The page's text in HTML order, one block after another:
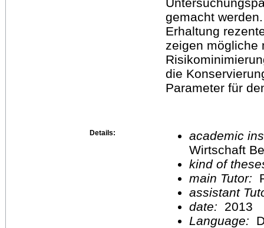
gemacht
Erhaltung
zeigen mögliche
die
Parameter für
Details:
academic
Wirtschaft
kind of
main Tutor:
assistant
date:
2013
Language: